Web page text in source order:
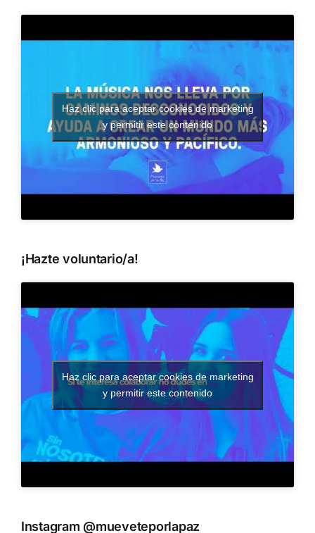
Haz clic para aceptar cookies de marketing
y permitir este contenido
¡Hazte voluntario/a!
Haz clic para aceptar cookies de marketing
y permitir este contenido
Instagram @mueveteporlapaz